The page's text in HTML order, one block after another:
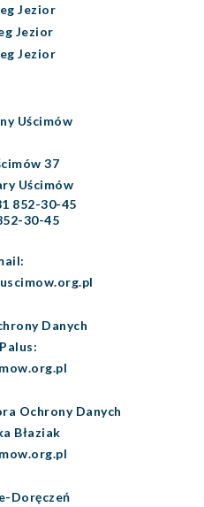
Jezior
Jezior
Jezior
Uścimów
37
Uścimów
852-30-45
30-45
Danych
Ochrony Danych
Błaziak
Doręczeń